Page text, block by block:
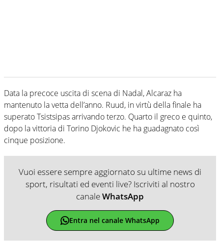
Data la precoce uscita di scena di Nadal, Alcaraz ha
mantenuto la vetta dell’anno. Ruud, in virtù della finale ha
superato Tsistsipas arrivando terzo. Quarto il greco e quinto,
dopo la vittoria di Torino Djokovic he ha guadagnato così
cinque posizione.
Vuoi essere sempre aggiornato su ultime news di
sport, risultati ed eventi live? Iscriviti al nostro
canaleWhatsApp
Entra nel canale WhatsApp